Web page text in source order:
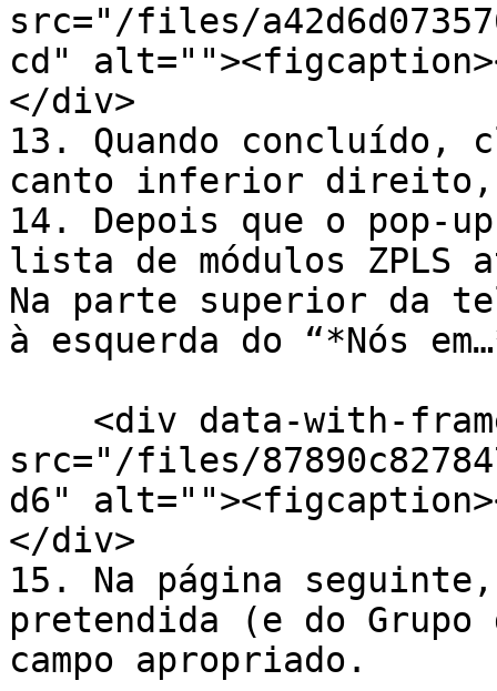
src="/files/
cd"
</div>
13. Quando concluído,
canto inferior direito,
14. Depois que o pop-
lista de módulos ZPLS
Na parte superior da
à esquerda do “*Nós
src="/files/
d6"
</div>
15. Na página
pretendida (e do
campo apropriado.